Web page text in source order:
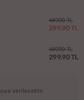
449.90 TL
299.90 TL
449.90 TL
299.90 TL
verilecektir.